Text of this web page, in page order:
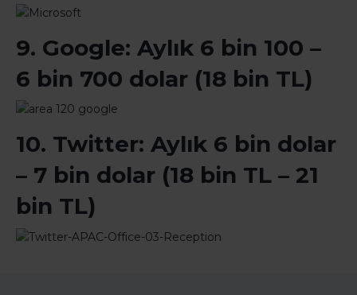
9. Google: Aylık 6 bin 100 –
6 bin 700 dolar (18 bin TL)
10. Twitter: Aylık 6 bin dolar
– 7 bin dolar (18 bin TL – 21
bin TL)